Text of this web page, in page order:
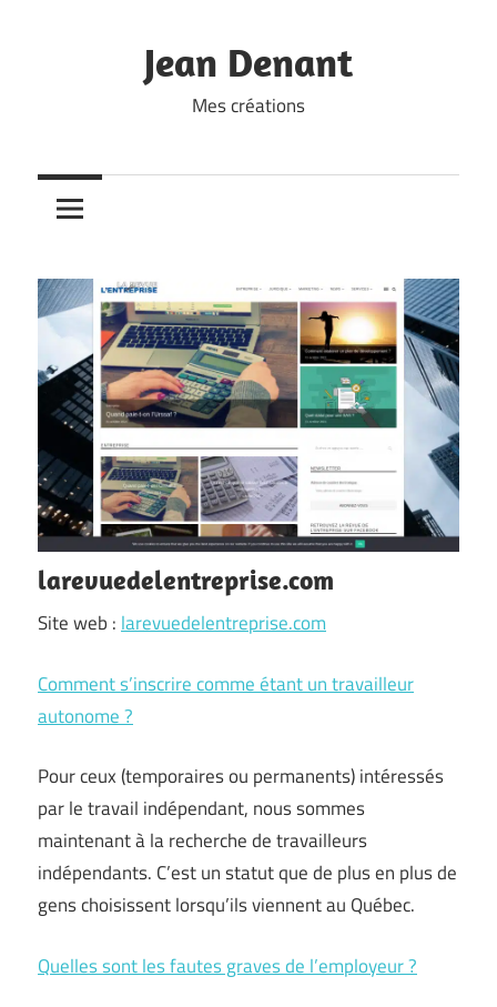
Jean Denant
Mes créations
larevuedelentreprise.com
Site web : larevuedelentreprise.com
Comment s’inscrire comme étant un travailleur
autonome ?
Pour ceux (temporaires ou permanents) intéressés
par le travail indépendant, nous sommes
maintenant à la recherche de travailleurs
indépendants. C’est un statut que de plus en plus de
gens choisissent lorsqu’ils viennent au Québec.
Quelles sont les fautes graves de l’employeur ?